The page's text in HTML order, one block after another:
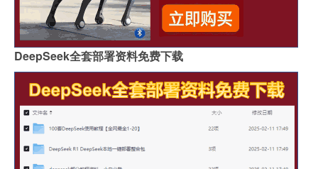
DeepSeek全套部署资料免费下载